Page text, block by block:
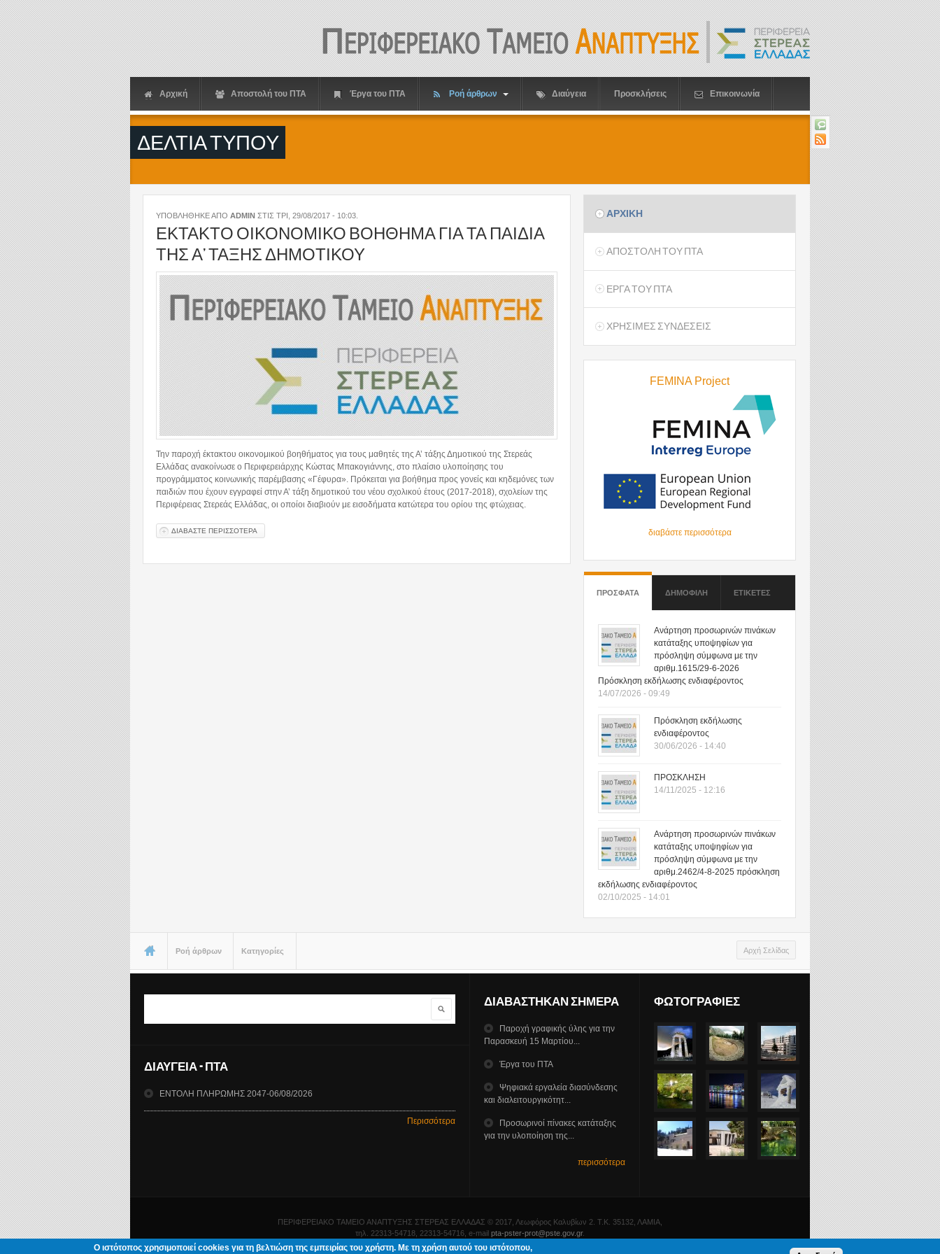
Παράκαμψη προς το κυρίως περιεχόμενο
Αρχική Αποστολή του ΠΤΑ Έργα του ΠΤΑ Ροή άρθρων Διαύγεια Προσκλήσεις Επικοινωνία
ΔΕΛΤΙΑ ΤΥΠΟΥ
ΥΠΟΒΛΗΘΗΚΕ ΑΠΟ ADMIN ΣΤΙΣ ΤΡΙ, 29/08/2017 - 10:03
ΕΚΤΑΚΤΟ ΟΙΚΟΝΟΜΙΚΟ ΒΟΗΘΗΜΑ ΓΙΑ ΤΑ ΠΑΙΔΙΑ
ΤΗΣ Α’ ΤΑΞΗΣ ΔΗΜΟΤΙΚΟΥ
Την παροχή έκτακτου οικονομικού βοηθήματος για τους μαθητές της Α’ τάξης Δημοτικού της Στερεάς
Ελλάδας ανακοίνωσε ο Περιφερειάρχης Κώστας Μπακογιάννης, στο πλαίσιο υλοποίησης του
προγράμματος κοινωνικής παρέμβασης «Γέφυρα». Πρόκειται για βοήθημα προς γονείς και κηδεμόνες των
παιδιών που έχουν εγγραφεί στην Α’ τάξη δημοτικού του νέου σχολικού έτους (2017-2018), σχολείων της
Περιφέρειας Στερεάς Ελλάδας, οι οποίοι διαβιούν με εισοδήματα κατώτερα του ορίου της φτώχειας.
ΔΙΑΒΑΣΤΕ ΠΕΡΙΣΣΟΤΕΡΑ
ΑΡΧΙΚΗ
ΑΠΟΣΤΟΛΗ ΤΟΥ ΠΤΑ
ΕΡΓΑ ΤΟΥ ΠΤΑ
ΧΡΗΣΙΜΕΣ ΣΥΝΔΕΣΕΙΣ
FEMINA Project
διαβάστε περισσότερα
ΠΡΟΣΦΑΤΑ (ΕΝΕΡΓΗ ΚΑΡΤΕΛΑ)
ΔΗΜΟΦΙΛΗ ΕΤΙΚΕΤΕΣ
Ανάρτηση προσωρινών πινάκων
κατάταξης υποψηφίων για
πρόσληψη σύμφωνα με την
αριθμ.1615/29-6-2026
Πρόσκληση εκδήλωσης ενδιαφέροντος
14/07/2026 - 09:49
Πρόσκληση εκδήλωσης
ενδιαφέροντος
30/06/2026 - 14:40
ΠΡΟΣΚΛΗΣΗ
14/11/2025 - 12:16
Ανάρτηση προσωρινών πινάκων
κατάταξης υποψηφίων για
πρόσληψη σύμφωνα με την
αριθμ.2462/4-8-2025 πρόσκληση
εκδήλωσης ενδιαφέροντος
02/10/2025 - 14:01
Είστε εδώΡοή άρθρων Κατηγορίες Αρχή Σελίδας
Αναζήτηση
ΔΙΑΥΓΕΙΑ - ΠΤΑ
ΕΝΤΟΛΗ ΠΛΗΡΩΜΗΣ 2047-06/08/2026
Περισσότερα
ΔΙΑΒΑΣΤΗΚΑΝ ΣΗΜΕΡΑ
Παροχή γραφικής ύλης για την
Παρασκευή 15 Μαρτίου...
Έργα του ΠΤΑ
Ψηφιακά εργαλεία διασύνδεσης
και διαλειτουργικότητ...
Προσωρινοί πίνακες κατάταξης
για την υλοποίηση της...
περισσότερα
ΦΩΤΟΓΡΑΦΙΕΣ
ΠΕΡΙΦΕΡΕΙΑΚΟ ΤΑΜΕΙΟ ΑΝΑΠΤΥΞΗΣ ΣΤΕΡΕΑΣ ΕΛΛΑΔΑΣ © 2017, Λεωφόρος Καλυβίων 2. Τ.Κ. 35132, ΛΑΜΙΑ,
τηλ. 22313-54718, 22313-54716, e-mail pta-pster-prot@pste.gov.gr.
Σχεδιασμός & δημιουργίαΓΝΩΣΙΣ Computers.Όροι χρήσης – Προστασία Προσωπικών Δεδομένων
Ο ιστότοπος χρησιμοποιεί cookies για τη βελτιώση της εμπειρίας του χρήστη. Με τη χρήση αυτού του ιστότοπου,